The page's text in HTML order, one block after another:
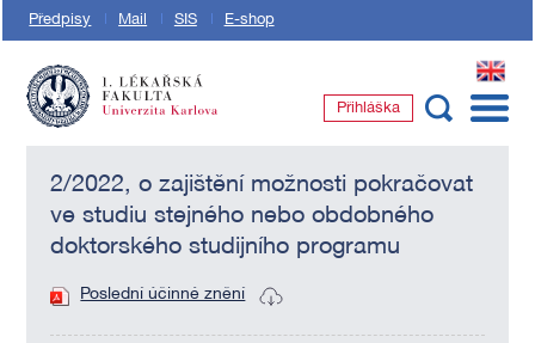
Předpisy Mail SIS E-shop
EN
Přihláška
2/2022, o zajištění možnosti pokračovat
ve studiu stejného nebo obdobného
doktorského studijního programu
Poslední účinné znění